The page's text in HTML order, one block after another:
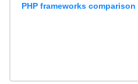
PHP frameworks comparison